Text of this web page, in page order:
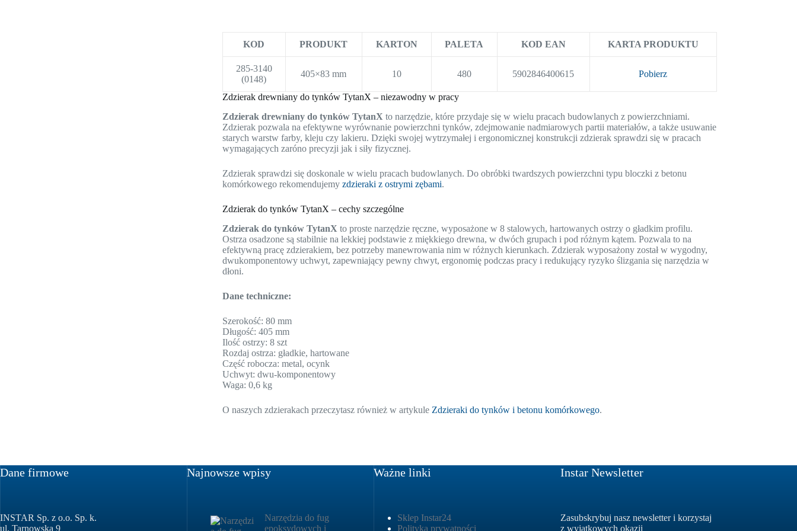
KOD PRODUKT KARTON PALETA KOD EAN KARTA PRODUKTU
285-3140
(0148)
405×83 mm 10 480 5902846400615 Pobierz
Zdzierak drewniany do tynków TytanX – niezawodny w pracy
Zdzierak drewniany do tynków TytanX to narzędzie, które przydaje się w wielu pracach budowlanych z powierzchniami.
Zdzierak pozwala na efektywne wyrównanie powierzchni tynków, zdejmowanie nadmiarowych partii materiałów, a także usuwanie
starych warstw farby, kleju czy lakieru. Dzięki swojej wytrzymałej i ergonomicznej konstrukcji zdzierak sprawdzi się w pracach
wymagających zaróno precyzji jak i siły fizycznej.
Zdzierak sprawdzi się doskonale w wielu pracach budowlanych. Do obróbki twardszych powierzchni typu bloczki z betonu
komórkowego rekomendujemy zdzieraki z ostrymi zębami.
Zdzierak do tynków TytanX – cechy szczególne
Zdzierak do tynków TytanX to proste narzędzie ręczne, wyposażone w 8 stalowych, hartowanych ostrzy o gładkim profilu.
Ostrza osadzone są stabilnie na lekkiej podstawie z miękkiego drewna, w dwóch grupach i pod różnym kątem. Pozwala to na
efektywną pracę zdzierakiem, bez potrzeby manewrowania nim w różnych kierunkach. Zdzierak wyposażony został w wygodny,
dwukomponentowy uchwyt, zapewniający pewny chwyt, ergonomię podczas pracy i redukujący ryzyko ślizgania się narzędzia w
dłoni.
Dane techniczne:
Szerokość: 80 mm
Długość: 405 mm
Ilość ostrzy: 8 szt
Rozdaj ostrza: gładkie, hartowane
Część robocza: metal, ocynk
Uchwyt: dwu-komponentowy
Waga: 0,6 kg
O naszych zdzierakach przeczytasz również w artykule Zdzieraki do tynków i betonu komórkowego.
Dane firmowe
INSTAR Sp. z o.o. Sp. k.
ul. Tarnowska 9
Najnowsze wpisy
Narzędzia do fug
epoksydowych i
Ważne linki
Sklep Instar24
Polityka prywatności
Instar Newsletter
Zasubskrybuj nasz newsletter i korzystaj
z wyjątkowych okazji